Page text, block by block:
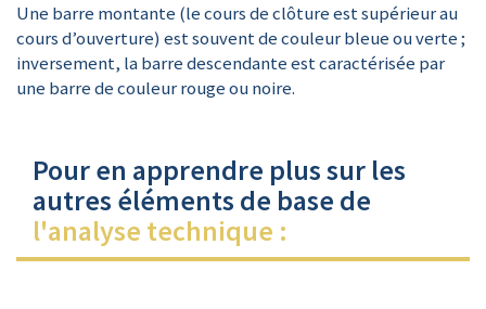
Une barre montante (le cours de clôture est supérieur au
cours d’ouverture) est souvent de couleur bleue ou verte ;
inversement, la barre descendante est caractérisée par
une barre de couleur rouge ou noire.
Pour en apprendre plus sur les
autres éléments de base de
l'analyse technique :